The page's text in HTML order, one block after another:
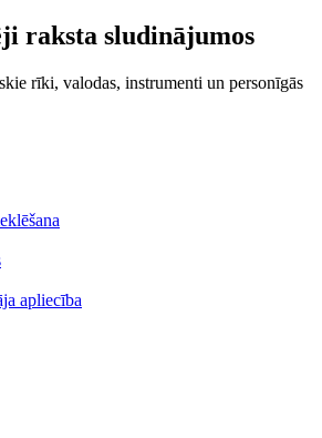
raksta sludinājumos
rīki, valodas, instrumenti un personīgās
apliecība